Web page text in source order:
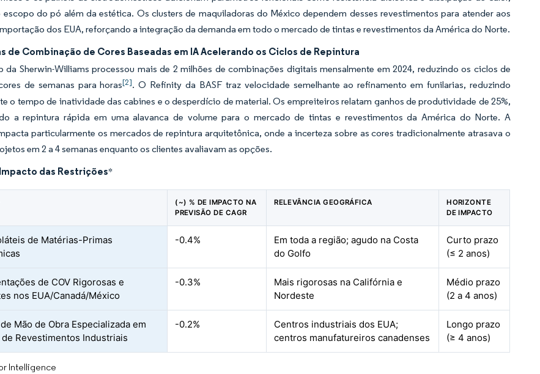
do pó além da estética. Os clusters de maquiladoras do México dependem desses revestimentos para atender aos
dos EUA, reforçando a integração da demanda em todo o mercado de tintas e revestimentos da América do Norte.
de Combinação de Cores Baseadas em IA Acelerando os Ciclos de Repintura
da Sherwin-Williams processou mais de 2 milhões de combinações digitais mensalmente em 2024, reduzindo os ciclos de
de semanas para horas[2]. O Refinity da BASF traz velocidade semelhante ao refinamento em funilarias, reduzindo
o tempo de inatividade das cabines e o desperdício de material. Os empreiteiros relatam ganhos de produtividade de 25%,
a repintura rápida em uma alavanca de volume para o mercado de tintas e revestimentos da América do Norte. A
particularmente os mercados de repintura arquitetônica, onde a incerteza sobre as cores tradicionalmente atrasava o
em 2 a 4 semanas enquanto os clientes avaliavam as opções.
das Restrições*
(~) % DE IMPACTO NA
PREVISÃO DE CAGR
RELEVÂNCIA GEOGRÁFICA
HORIZONTE
DE IMPACTO
de Matérias-Primas
-0.4%
Em toda a região; agudo na Costa
do Golfo
Curto prazo
(≤ 2 anos)
de COV Rigorosas e
nos EUA/Canadá/México
-0.3%
Mais rigorosas na Califórnia e
Nordeste
Médio prazo
(2 a 4 anos)
Mão de Obra Especializada em
Revestimentos Industriais
-0.2%
Centros industriais dos EUA;
centros manufatureiros canadenses
Longo prazo
(≥ 4 anos)
Intelligence